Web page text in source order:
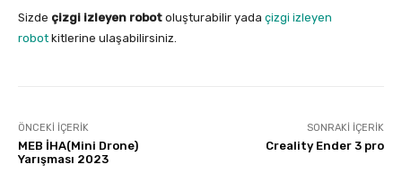
Sizde çizgi izleyen robot oluşturabilir yada çizgi izleyen
robot kitlerine ulaşabilirsiniz.
ÖNCEKI İÇERIK
MEB İHA(Mini Drone)
Yarışması 2023
SONRAKI İÇERIK
Creality Ender 3 pro